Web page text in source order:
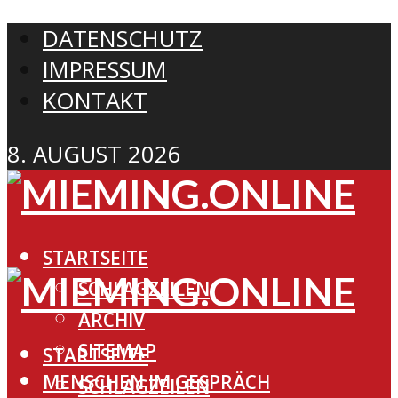
DATENSCHUTZ
IMPRESSUM
KONTAKT
8. AUGUST 2026
STARTSEITE
SCHLAGZEILEN
ARCHIV
SITEMAP
MENSCHEN IM GESPRÄCH
STARTSEITE
SCHLAGZEILEN